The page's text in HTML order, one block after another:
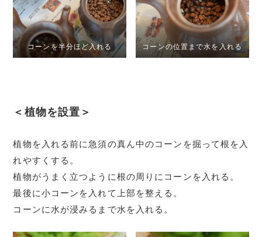
コーンを半分ほど入れる コーンの位置まで水を入れる
＜植物を設置＞
植物を入れる前に急須の真ん中のコーンを掘って根を入
れやすくする。
植物がうまく立つように根の周りにコーンを入れる。
最後に小コーンを入れて上部を整える。
コーンに水が浸みるまで水を入れる。